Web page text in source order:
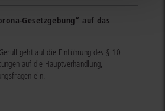
Gesetzgebung“ auf das
geht auf die Einführung des § 10
auf die Hauptverhandlung,
ein.